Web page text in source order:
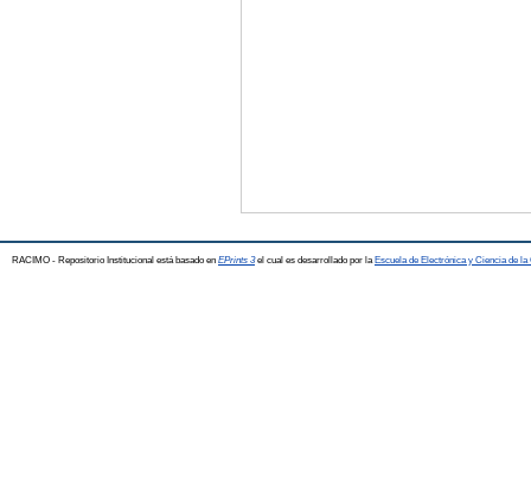
RACIMO - Repositorio Institucional está basado en EPrints 3el cual es desarrollado por la Escuela de Electrónica y Ciencia de la